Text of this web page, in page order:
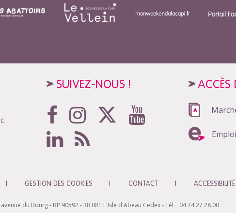
SUIVEZ-NOUS ! ACCÈS
GESTION DES COOKIES CONTACT ACCESSIBILITÉ
du Bourg - BP 90592 - 38 081 L'Isle d'Abeau Cedex - Tél. : 04 74 27 28 00